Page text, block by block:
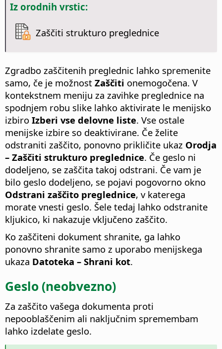
Iz orodnih vrstic:
Zaščiti strukturo preglednice
Zgradbo zaščitenih preglednic lahko spremenite
samo, če je možnost Zaščiti onemogočena. V
kontekstnem meniju za zavihke preglednice na
spodnjem robu slike lahko aktivirate le menijsko
izbiro Izberi vse delovne liste. Vse ostale
menijske izbire so deaktivirane. Če želite
odstraniti zaščito, ponovno prikličite ukaz Orodja
– Zaščiti strukturo preglednice. Če geslo ni
dodeljeno, se zaščita takoj odstrani. Če vam je
bilo geslo dodeljeno, se pojavi pogovorno okno
Odstrani zaščito preglednice, v katerega
morate vnesti geslo. Šele tedaj lahko odstranite
kljukico, ki nakazuje vključeno zaščito.
Ko zaščiteni dokument shranite, ga lahko
ponovno shranite samo z uporabo menijskega
ukaza Datoteka – Shrani kot.
Geslo (neobvezno)
Za zaščito vašega dokumenta proti
nepooblaščenim ali naključnim spremembam
lahko izdelate geslo.